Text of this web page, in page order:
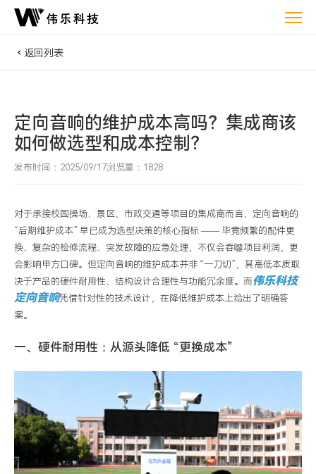
制？
返回列表
定向音响的维护成本高吗？集成商该
如何做选型和成本控制？
发布时间：2025/09/17浏览量：1828
对于承接校园操场、景区、市政交通等项目的集成商而言，定向音响的
“后期维护成本” 早已成为选型决策的核心指标 —— 毕竟频繁的配件更
换、复杂的检修流程、突发故障的应急处理，不仅会吞噬项目利润，更
会影响甲方口碑。但定向音响的维护成本并非 “一刀切”，其高低本质取
决于产品的硬件耐用性、结构设计合理性与功能冗余度。而 伟乐科技
定向音响凭借针对性的技术设计，在降低维护成本上给出了明确答
案。
一、硬件耐用性：从源头降低 “更换成本”